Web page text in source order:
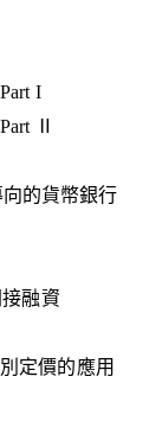
I
Ⅱ
的貨幣銀行
融資
定價的應用